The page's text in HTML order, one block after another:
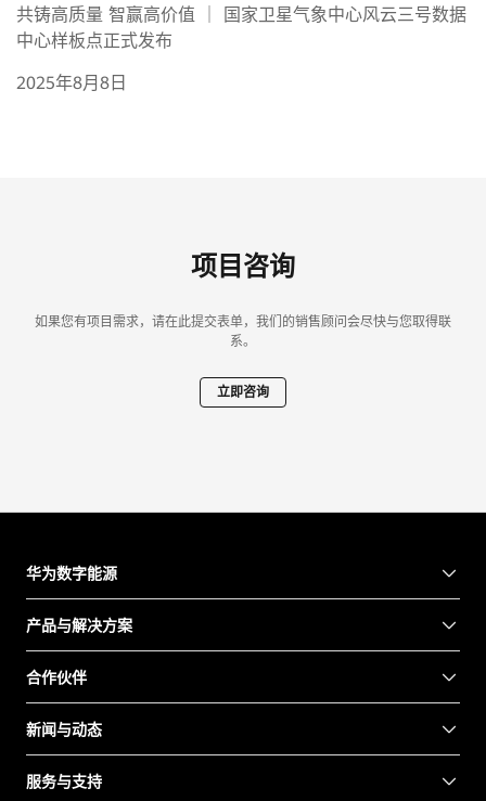
共铸高质量 智赢高价值 ｜ 国家卫星气象中心风云三号数据
中心样板点正式发布
2025年8月8日
项目咨询
如果您有项目需求，请在此提交表单，我们的销售顾问会尽快与您取得联
系。
立即咨询
华为数字能源
产品与解决方案
合作伙伴
新闻与动态
服务与支持